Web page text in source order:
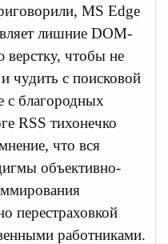
MS Edge
лишние DOM-
верстку, чтобы не
чудить с поисковой
с благородных
RSS тихонечко
что вся
объективно-
перестраховкой
работниками.